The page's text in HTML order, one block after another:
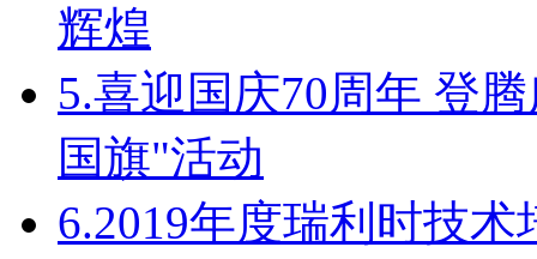
辉煌
5.喜迎国庆70周年 登
国旗"活动
6.2019年度瑞利时技